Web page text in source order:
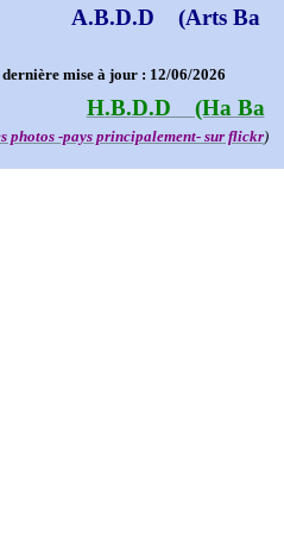
A.B.D.D (Arts Ba
dernière mise à jour : 12/06/2026
H.B.D.D (Ha Ba
photos -pays principalement- sur flickr)